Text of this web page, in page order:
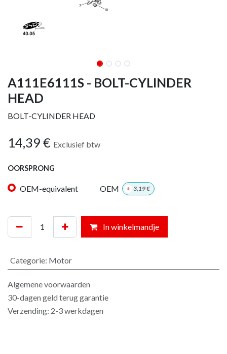
A111E6111S - BOLT-CYLINDER
HEAD
BOLT-CYLINDER HEAD
14,39 € Exclusief btw
OORSPRONG
OEM-equivalent OEM + 3,19€
In winkelmandje
Categorie: Motor
Algemene voorwaarden
30-dagen geld terug garantie
Verzending: 2-3 werkdagen